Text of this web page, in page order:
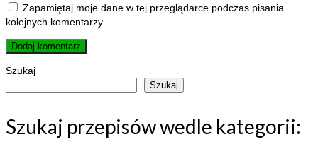
Zapamiętaj moje dane w tej przeglądarce podczas pisania
kolejnych komentarzy.
Szukaj
Szukaj
Szukaj przepisów wedle kategorii: